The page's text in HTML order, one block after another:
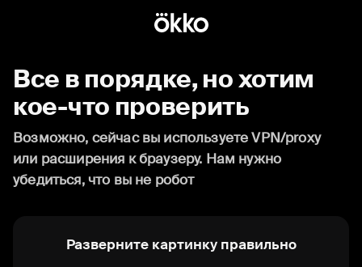
Все в порядке, но хотим
кое-что проверить
Возможно, сейчас вы используете VPN/proxy
или расширения к браузеру. Нам нужно
убедиться, что вы не робот
Разверните картинку правильно